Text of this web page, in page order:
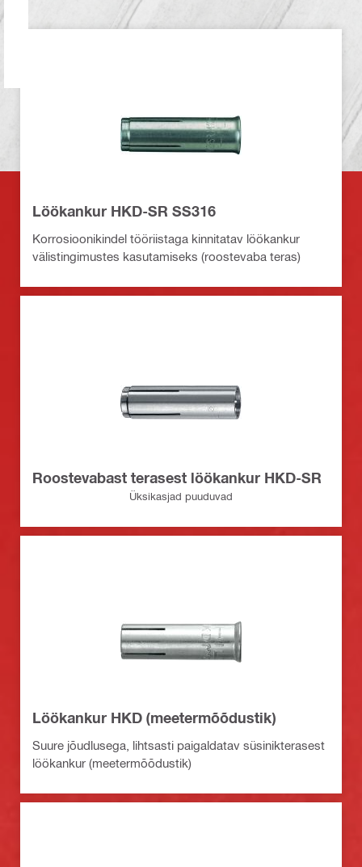
Löökankur HKD-SR SS316
Korrosioonikindel tööriistaga kinnitatav löökankur
välistingimustes kasutamiseks (roostevaba teras)
Roostevabast terasest löökankur HKD-SR
Üksikasjad puuduvad
Löökankur HKD (meetermõõdustik)
Suure jõudlusega, lihtsasti paigaldatav süsinikterasest
löökankur (meetermõõdustik)